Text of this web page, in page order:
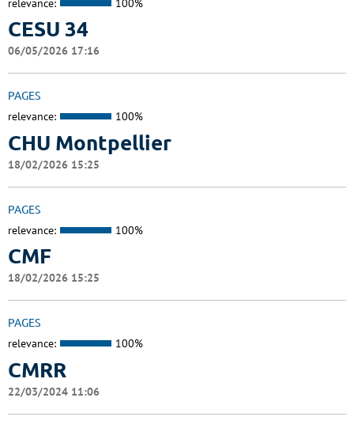
relevance: 100%
CESU 34
06/05/2026 17:16
PAGES
relevance: 100%
CHU Montpellier
18/02/2026 15:25
PAGES
relevance: 100%
CMF
18/02/2026 15:25
PAGES
relevance: 100%
CMRR
22/03/2024 11:06